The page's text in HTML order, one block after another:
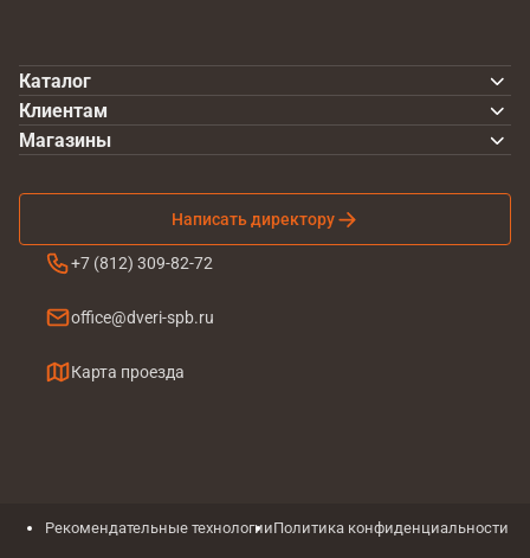
Каталог
Клиентам
Написать директору
+7 (812) 309-82-72
office@dveri-spb.ru
Карта проезда
Магазины
Рекомендательные технологииПолитика конфиденциальности